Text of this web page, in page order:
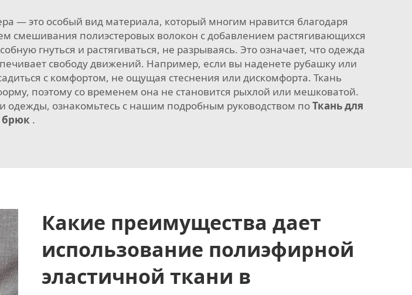
— это особый вид материала, который многим нравится благодаря
смешивания полиэстеровых волокон с добавлением растягивающихся
гнуться и растягиваться, не разрываясь. Это означает, что одежда
свободу движений. Например, если вы наденете рубашку или
с комфортом, не ощущая стеснения или дискомфорта. Ткань
поэтому со временем она не становится рыхлой или мешковатой.
одежды, ознакомьтесь с нашим подробным руководством поТкань для
брюк .
Какие преимущества дает
использование полиэфирной
эластичной ткани в